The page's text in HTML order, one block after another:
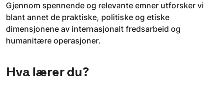
Gjennom spennende og relevante emner utforsker vi
blant annet de praktiske, politiske og etiske
dimensjonene av internasjonalt fredsarbeid og
humanitære operasjoner.
Hva lærer du?